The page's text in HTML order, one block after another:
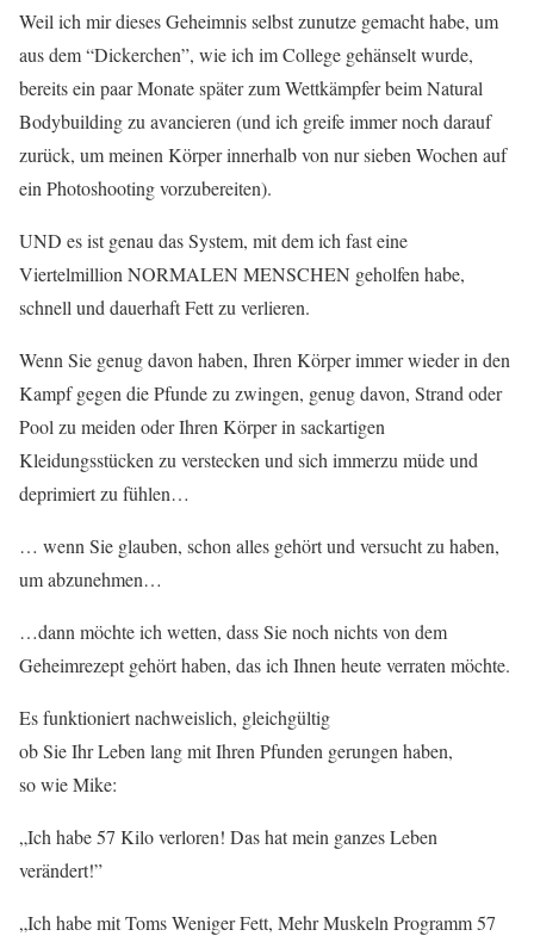
Weil ich mir dieses Geheimnis selbst zunutze gemacht habe, um
aus dem “Dickerchen”, wie ich im College gehänselt wurde,
bereits ein paar Monate später zum Wettkämpfer beim Natural
Bodybuilding zu avancieren (und ich greife immer noch darauf
zurück, um meinen Körper innerhalb von nur sieben Wochen auf
ein Photoshooting vorzubereiten).
UND es ist genau das System, mit dem ich fast eine
Viertelmillion NORMALEN MENSCHEN geholfen habe,
schnell und dauerhaft Fett zu verlieren.
Wenn Sie genug davon haben, Ihren Körper immer wieder in den
Kampf gegen die Pfunde zu zwingen, genug davon, Strand oder
Pool zu meiden oder Ihren Körper in sackartigen
Kleidungsstücken zu verstecken und sich immerzu müde und
deprimiert zu fühlen…
… wenn Sie glauben, schon alles gehört und versucht zu haben,
um abzunehmen…
…dann möchte ich wetten, dass Sie noch nichts von dem
Geheimrezept gehört haben, das ich Ihnen heute verraten möchte.
Es funktioniert nachweislich, gleichgültig
ob Sie Ihr Leben lang mit Ihren Pfunden gerungen haben,
so wie Mike:
„Ich habe 57 Kilo verloren! Das hat mein ganzes Leben
verändert!”
„Ich habe mit Toms Weniger Fett, Mehr Muskeln Programm 57